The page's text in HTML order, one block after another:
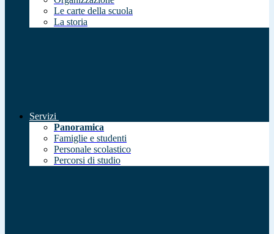
Le carte della scuola
La storia
Servizi
Panoramica
Famiglie e studenti
Personale scolastico
Percorsi di studio